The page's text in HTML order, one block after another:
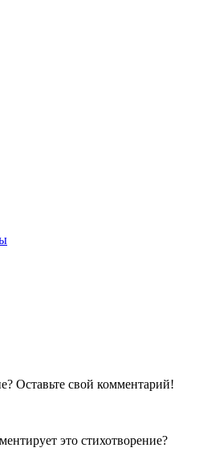
Оставьте свой комментарий!
это стихотворение?